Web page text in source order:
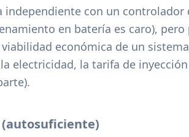
independiente con un controlador
en batería es caro),
económica de un
electricidad, la tarifa de